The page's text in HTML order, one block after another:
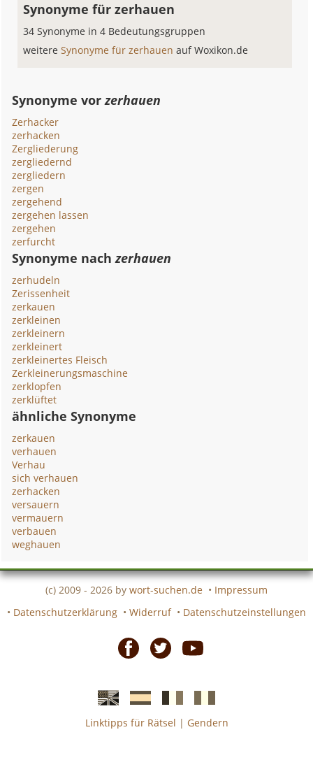
Synonyme für zerhauen
34 Synonyme in 4 Bedeutungsgruppen
weitereSynonyme für zerhauenauf Woxikon.de
Synonyme vorzerhauen
Zerhacker
zerhacken
Zergliederung
zergliedernd
zergliedern
zergen
zergehend
zergehen lassen
zergehen
zerfurcht
Synonyme nachzerhauen
zerhudeln
Zerissenheit
zerkauen
zerkleinen
zerkleinern
zerkleinert
zerkleinertes Fleisch
Zerkleinerungsmaschine
zerklopfen
zerklüftet
ähnliche Synonyme
zerkauen
verhauen
Verhau
sich verhauen
zerhacken
versauern
vermauern
verbauen
weghauen
(c) 2009 - 2026 by wort-suchen.de • Impressum
• Datenschutzerklärung • Widerruf • Datenschutzeinstellungen
EnglischeSpanischefranzösicheitalienische
Linktipps für Rätsel | Gendern